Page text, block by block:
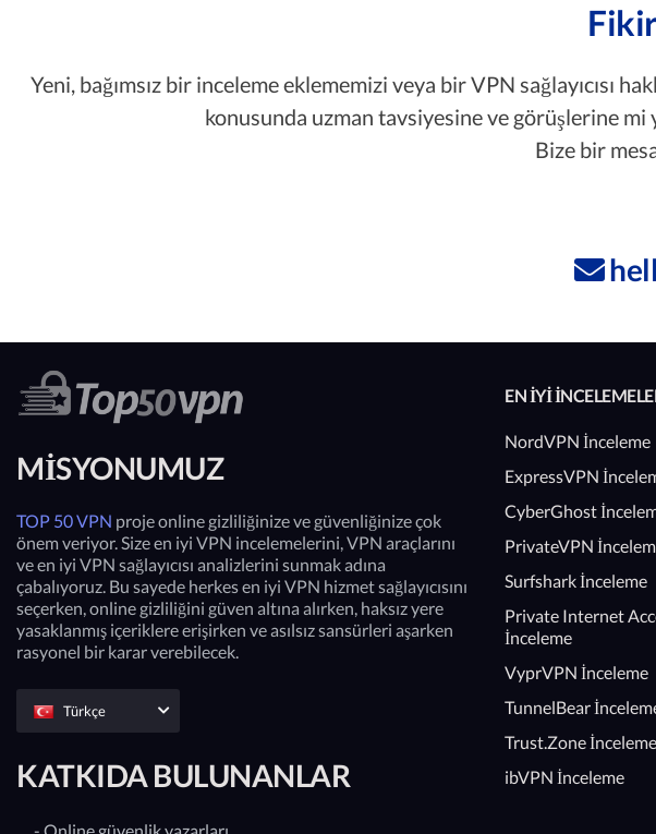
Yeni, bağımsız bir inceleme eklememizi veya bir VPN sağlayıcısı
konusunda uzman tavsiyesine ve görüşlerine
Bize bir
MISYONUMUZ
TOP 50 VPN proje online gizliliğinize ve güvenliğinize çok
önem veriyor. Size en iyi VPN incelemelerini, VPN araçlarını
ve en iyi VPN sağlayıcısı analizlerini sunmak adına
çabalıyoruz. Bu sayede herkes en iyi VPN hizmet sağlayıcısını
seçerken, online gizliliğini güven altına alırken, haksız yere
yasaklanmış içeriklere erişirken ve asılsız sansürleri aşarken
rasyonel bir karar verebilecek.
Türkçe
KATKIDA BULUNANLAR
EN İYI
NordVPN İnceleme
ExpressVPN
CyberGhost
PrivateVPN
Surfshark İnceleme
Private Internet
İnceleme
VyprVPN İnceleme
TunnelBear
Trust.Zone İnceleme
ibVPN İnceleme